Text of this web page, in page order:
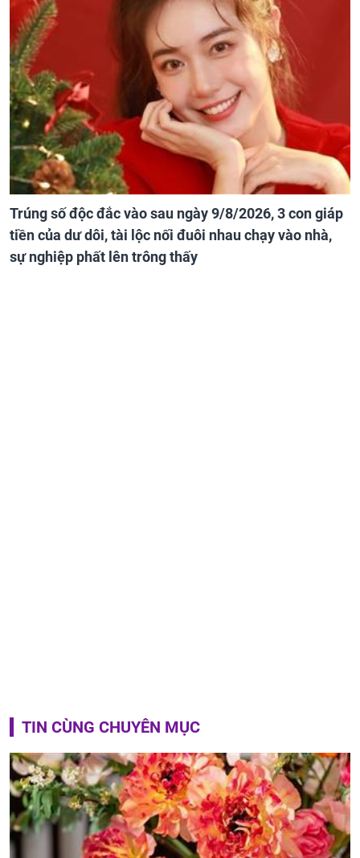
Trúng số độc đắc vào sau ngày 9/8/2026, 3 con giáp
tiền của dư dôi, tài lộc nối đuôi nhau chạy vào nhà,
sự nghiệp phất lên trông thấy
TIN CÙNG CHUYÊN MỤC